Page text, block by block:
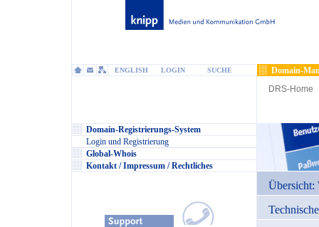
ENGLISH LOGIN SUCHE
Domain-
DRS-Home
Domain-Registrierungs-System
Login und Registrierung
Global-Whois
Kontakt / Impressum / Rechtliches
Übersicht: